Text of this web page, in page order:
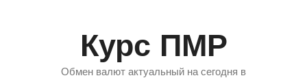
Курс ПМР
Обмен валют актуальный на сегодня в